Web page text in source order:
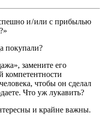
и / или с прибылью
покупали?
замените его
компетентности
чтобы он сделал
Что уж лукавить?
и крайне важны.